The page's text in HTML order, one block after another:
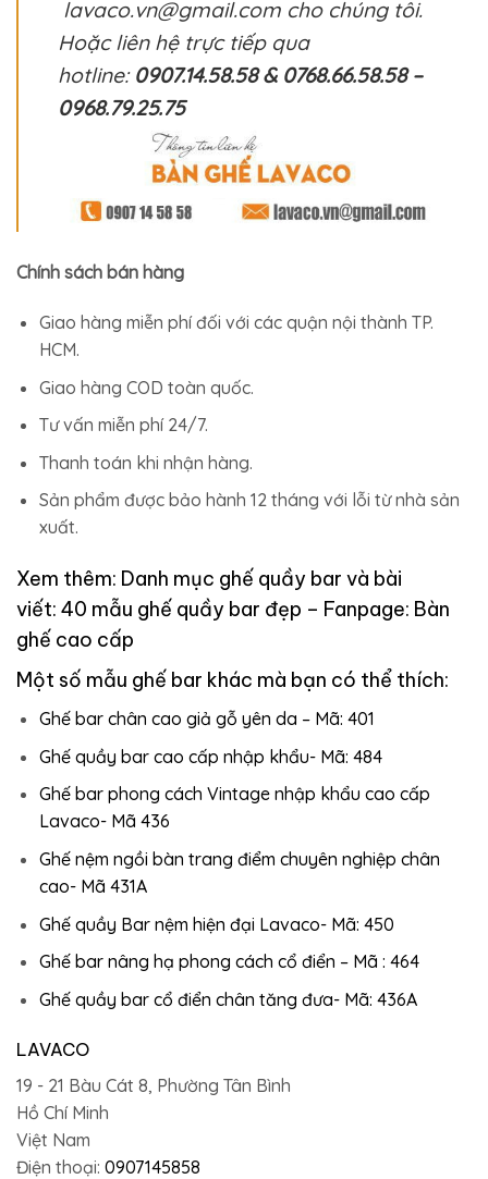
lavaco.vn@gmail.com cho chúng tôi.
Hoặc liên hệ trực tiếp qua
hotline: 0907.14.58.58 & 0768.66.58.58 –
0968.79.25.75
Chính sách bán hàng
Giao hàng miễn phí đối với các quận nội thành TP.
HCM.
Giao hàng COD toàn quốc.
Tư vấn miễn phí 24/7.
Thanh toán khi nhận hàng.
Sản phẩm được bảo hành 12 tháng với lỗi từ nhà sản
xuất.
Xem thêm: Danh mục ghế quầy bar và bài
viết: 40 mẫu ghế quầy bar đẹp – Fanpage: Bàn
ghế cao cấp
Một số mẫu ghế bar khác mà bạn có thể thích:
Ghế bar chân cao giả gỗ yên da – Mã: 401
Ghế quầy bar cao cấp nhập khẩu- Mã: 484
Ghế bar phong cách Vintage nhập khẩu cao cấp
Lavaco- Mã 436
Ghế nệm ngồi bàn trang điểm chuyên nghiệp chân
cao- Mã 431A
Ghế quầy Bar nệm hiện đại Lavaco- Mã: 450
Ghế bar nâng hạ phong cách cổ điển – Mã : 464
Ghế quầy bar cổ điển chân tăng đưa- Mã: 436A
LAVACO
19 - 21 Bàu Cát 8, Phường Tân Bình
Hồ Chí Minh
Việt Nam
Điện thoại: 0907145858